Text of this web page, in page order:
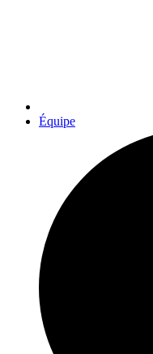
Équipe